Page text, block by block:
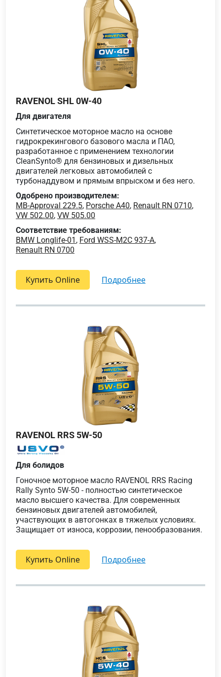
RAVENOL SHL 0W-40
Для двигателя
Синтетическое моторное масло на основе
гидрокрекингового базового масла и ПАО,
разработанное с применением технологии
CleanSynto® для бензиновых и дизельных
двигателей легковых автомобилей с
турбонаддувом и прямым впрыском и без него.
Одобрено производителем:
MB-Approval 229.5, Porsche A40, Renault RN 0710,
VW 502.00, VW 505.00
Соответствие требованиям:
BMW Longlife-01 , Ford WSS-M2C 937-A,
Renault RN 0700
Купить Online подробнее
RAVENOL RRS 5W-50
Для болидов
Гоночное моторное масло RAVENOL RRS Racing
Rally Synto 5W-50 - полностью синтетическое
масло высшего качества. Для современных
бензиновых двигателей автомобилей,
участвующих в автогонках в тяжелых условиях.
Защищает от износа, коррозии, пенообразования.
Купить Online подробнее